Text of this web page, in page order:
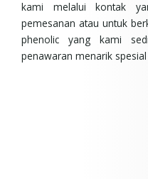
kami melalui kontak
pemesanan atau untuk
phenolic yang kami
penawaran menarik